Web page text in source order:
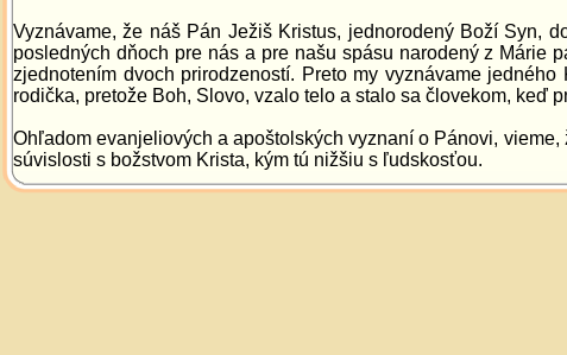
Vyznávame, že náš Pán Ježiš Kristus, jednorodený Boží Syn,
posledných dňoch pre nás a pre našu spásu narodený z Márie
zjednotením dvoch prirodzeností. Preto my vyznávame
rodička, pretože Boh, Slovo, vzalo telo a stalo sa človekom, keď
Ohľadom evanjeliových a apoštolských vyznaní o Pánovi,
súvislosti s božstvom Krista, kým tú nižšiu s ľudskosťou.